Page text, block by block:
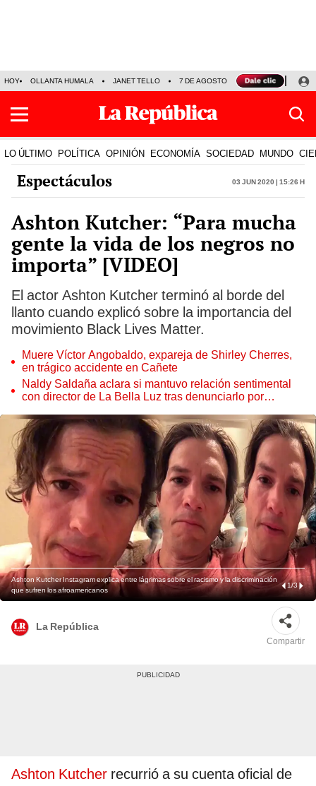
HOY OLLANTA HUMALA JANET TELLO 7 DE AGOSTO TINKA RESULTADOS
LO ÚLTIMO POLÍTICA OPINIÓN ECONOMÍA SOCIEDAD MUNDO
Espectáculos 03 Jun 2020 | 15:26 h
Ashton Kutcher: “Para mucha
gente la vida de los negros no
importa” [VIDEO]
El actor Ashton Kutcher terminó al borde del
llanto cuando explicó sobre la importancia del
movimiento Black Lives Matter.
Muere Víctor Angobaldo, expareja de Shirley Cherres,
en trágico accidente en Cañete
Naldy Saldaña aclara si mantuvo relación sentimental
con director de La Bella Luz tras denunciarlo por
Ashton Kutcher Instagram explica entre lágrimas sobre el racismo y la discriminación
que sufren los afroamericanos
1/3
La República
Compartir
Ashton Kutcher recurrió a su cuenta oficial de